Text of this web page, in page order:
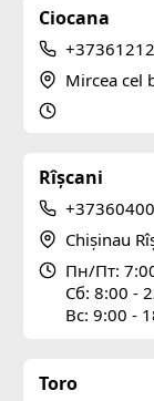
Ciocana
Mircea cel
Rîșcani
Chișinau
Пн/Пт:
Сб: 8:00 -
Вс: 9:00 -
Toro